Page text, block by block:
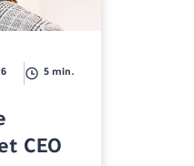
5 min.
CEO